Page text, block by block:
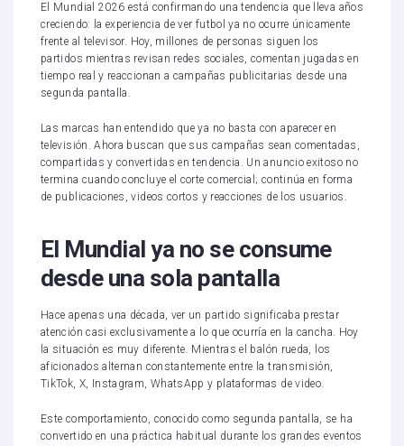
El Mundial 2026 está confirmando una tendencia que lleva años
creciendo: la experiencia de ver futbol ya no ocurre únicamente
frente al televisor. Hoy, millones de personas siguen los
partidos mientras revisan redes sociales, comentan jugadas en
tiempo real y reaccionan a campañas publicitarias desde una
segunda pantalla.
Las marcas han entendido que ya no basta con aparecer en
televisión. Ahora buscan que sus campañas sean comentadas,
compartidas y convertidas en tendencia. Un anuncio exitoso no
termina cuando concluye el corte comercial; continúa en forma
de publicaciones, videos cortos y reacciones de los usuarios.
El Mundial ya no se consume
desde una sola pantalla
Hace apenas una década, ver un partido significaba prestar
atención casi exclusivamente a lo que ocurría en la cancha. Hoy
la situación es muy diferente. Mientras el balón rueda, los
aficionados alternan constantemente entre la transmisión,
TikTok, X, Instagram, WhatsApp y plataformas de video.
Este comportamiento, conocido como segunda pantalla, se ha
convertido en una práctica habitual durante los grandes eventos